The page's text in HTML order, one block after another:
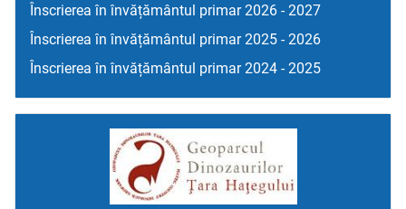
Înscrierea în învățământul primar 2026 - 2027
Înscrierea în învățământul primar 2025 - 2026
Înscrierea în învățământul primar 2024 - 2025